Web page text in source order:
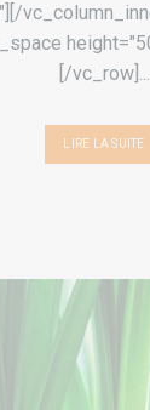
[/vc_row]...
LIRE LA SUITE